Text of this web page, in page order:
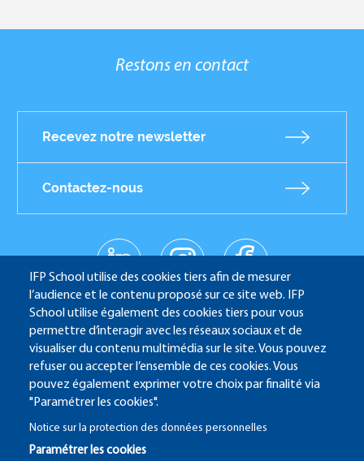
IFP School utilise des cookies tiers afin de mesurer
l’audience et le contenu proposé sur ce site web. IFP
School utilise également des cookies tiers pour vous
permettre d’interagir avec les réseaux sociaux et de
visualiser du contenu multimédia sur le site. Vous pouvez
refuser ou accepter l’ensemble de ces cookies. Vous
pouvez également exprimer votre choix par finalité via
"Paramétrer les cookies".
Notice sur la protection des données personnelles
Paramétrer les cookies
Restons en contact
Recevez notre newsletter
Contactez-nous
Réseaux
sociaux
linkedin
instagr
facebo
youtub
e
IFP School - 232 Avenue Napoléon Bonaparte - 92852
Rueil-Malmaison